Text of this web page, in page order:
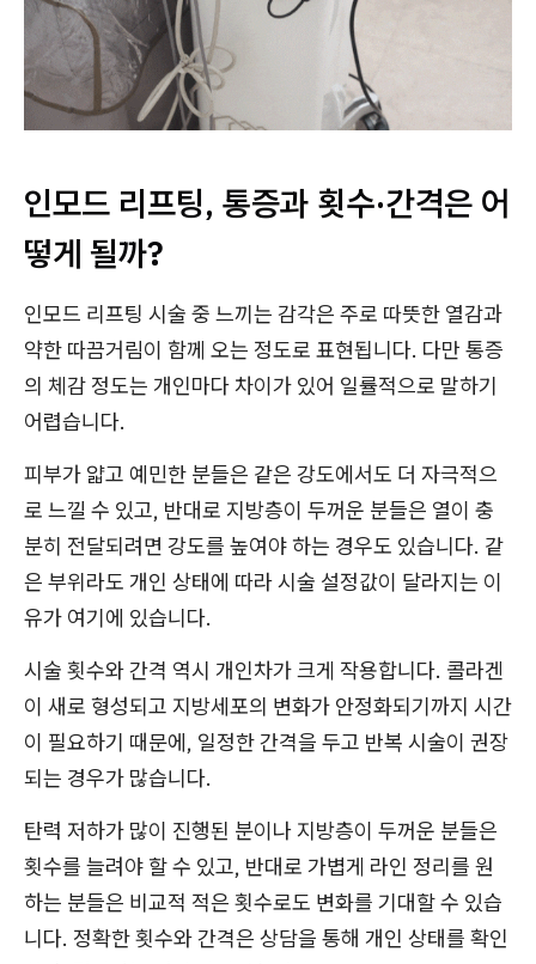
인모드 리프팅, 통증과 횟수·간격은 어
떻게 될까?
인모드 리프팅 시술 중 느끼는 감각은 주로 따뜻한 열감과
약한 따끔거림이 함께 오는 정도로 표현됩니다. 다만 통증
의 체감 정도는 개인마다 차이가 있어 일률적으로 말하기
어렵습니다.
피부가 얇고 예민한 분들은 같은 강도에서도 더 자극적으
로 느낄 수 있고, 반대로 지방층이 두꺼운 분들은 열이 충
분히 전달되려면 강도를 높여야 하는 경우도 있습니다. 같
은 부위라도 개인 상태에 따라 시술 설정값이 달라지는 이
유가 여기에 있습니다.
시술 횟수와 간격 역시 개인차가 크게 작용합니다. 콜라겐
이 새로 형성되고 지방세포의 변화가 안정화되기까지 시간
이 필요하기 때문에, 일정한 간격을 두고 반복 시술이 권장
되는 경우가 많습니다.
탄력 저하가 많이 진행된 분이나 지방층이 두꺼운 분들은
횟수를 늘려야 할 수 있고, 반대로 가볍게 라인 정리를 원
하는 분들은 비교적 적은 횟수로도 변화를 기대할 수 있습
니다. 정확한 횟수와 간격은 상담을 통해 개인 상태를 확인